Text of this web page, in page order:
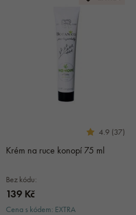
4.9 (37)
Krém na ruce konopí 75 ml
Bez kódu:
139 Kč
Cena s kódem: EXTRA